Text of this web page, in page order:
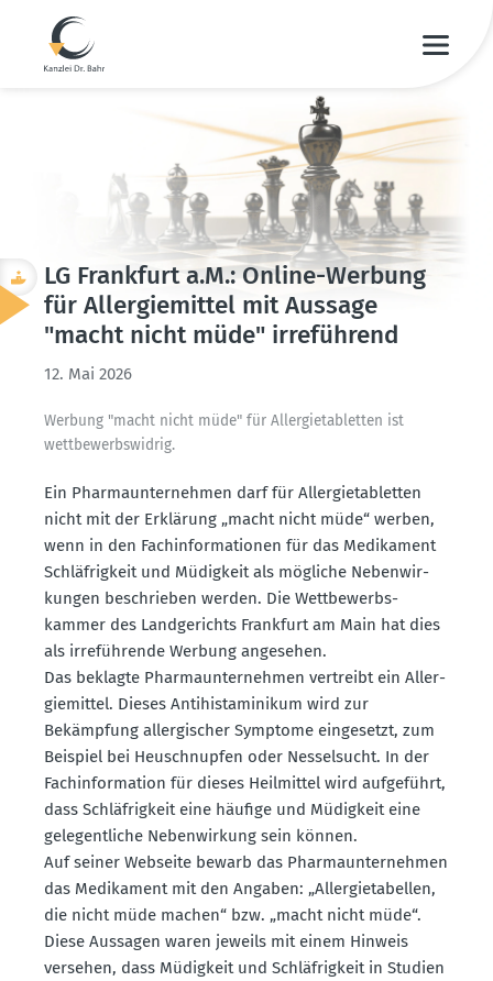
LG Frankfurt a.M.: Online-Werbung
für Aller­gie­mittel mit Aussage
"macht nicht müde" irreführend
12. Mai 2026
Werbung "macht nicht müde" für Aller­gie­ta­bletten ist
wettbe­werbs­widrig.
Ein Pharma­un­ter­nehmen darf für Aller­gie­ta­bletten
nicht mit der Erklärung „macht nicht müde“ werben,
wenn in den Fachin­for­ma­tionen für das Medikament
Schläf­rigkeit und Müdigkeit als mögliche Neben­wir­
kungen beschrieben werden. Die Wettbe­werbs­
kammer des Landge­richts Frankfurt am Main hat dies
als irrefüh­rende Werbung angesehen.
Das beklagte Pharma­un­ter­nehmen vertreibt ein Aller­
gie­mittel. Dieses Antihist­ami­nikum wird zur
Bekämpfung aller­gi­scher Symptome einge­setzt, zum
Beispiel bei Heuschnupfen oder Nessel­sucht. In der
Fachin­for­mation für dieses Heilmittel wird aufge­führt,
dass Schläf­rigkeit eine häufige und Müdigkeit eine
gelegent­liche Neben­wirkung sein können.
Auf seiner Webseite bewarb das Pharma­un­ter­nehmen
das Medikament mit den Angaben: „Aller­gie­ta­bellen,
die nicht müde machen“ bzw. „macht nicht müde“.
Diese Aussagen waren jeweils mit einem Hinweis
versehen, dass Müdigkeit und Schläf­rigkeit in Studien